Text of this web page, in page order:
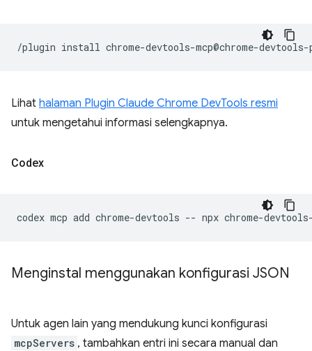
/plugin install
Lihat halaman Plugin Claude Chrome DevTools resmi
untuk mengetahui informasi selengkapnya.
Codex
codex mcp add chrome-devtools -- npx
Menginstal menggunakan konfigurasi JSON
Untuk agen lain yang mendukung kunci konfigurasi
mcpServers , tambahkan entri ini secara manual dan